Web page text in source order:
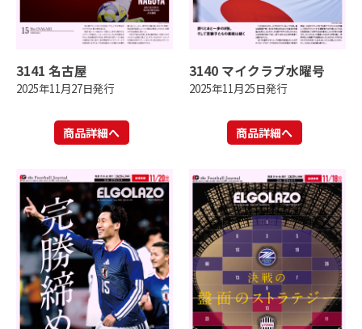
3141 名古屋
2025年11月27日発行
商品詳細へ
3140 マイクラブ水曜号
2025年11月25日発行
商品詳細へ